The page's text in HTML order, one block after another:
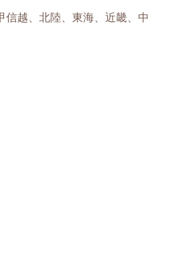
信越、北陸、東海、近畿、中